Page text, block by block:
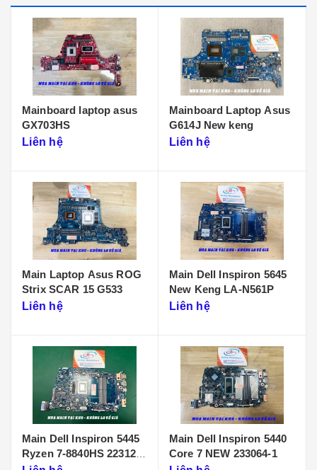
Mainboard laptop asus
GX703HS
Liên hệ
Mainboard Laptop Asus
G614J New keng
Liên hệ
Main Laptop Asus ROG
Strix SCAR 15 G533
Liên hệ
Main Dell Inspiron 5645
New Keng LA-N561P
Liên hệ
Main Dell Inspiron 5445
Ryzen 7-8840HS 223125-
Main Dell Inspiron 5440
Core 7 NEW 233064-1